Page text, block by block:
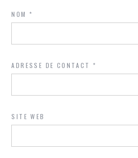
NOM*
ADRESSE DE CONTACT*
SITE WEB